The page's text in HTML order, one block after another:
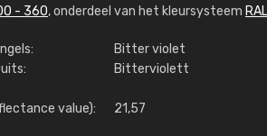
- 360, onderdeel van het kleursysteem
Bitter violet
Bitterviolett
value): 21,57